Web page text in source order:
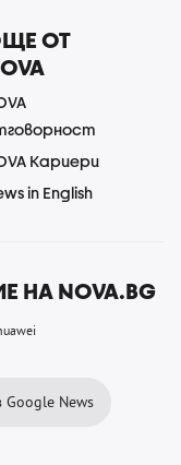
ОТ
Кариери
in English
NOVA.BG
Google News